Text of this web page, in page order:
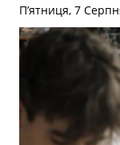
П’ятниця, 7